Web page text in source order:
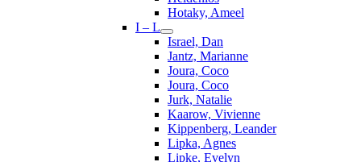
Hotaky, Ameel
I – L
Israel, Dan
Jantz, Marianne
Joura, Coco
Joura, Coco
Jurk, Natalie
Kaarow, Vivienne
Kippenberg, Leander
Lipka, Agnes
Lipke, Evelyn